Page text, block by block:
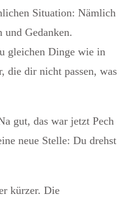
Situation: Nämlich
und Gedanken.
gleichen Dinge wie in
die dir nicht passen, was
gut, das war jetzt Pech
neue Stelle: Du drehst
kürzer. Die